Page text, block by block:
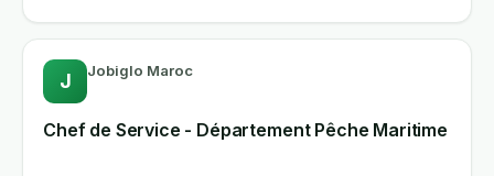
J Jobiglo Maroc
Chef de Service - Département Pêche Maritime